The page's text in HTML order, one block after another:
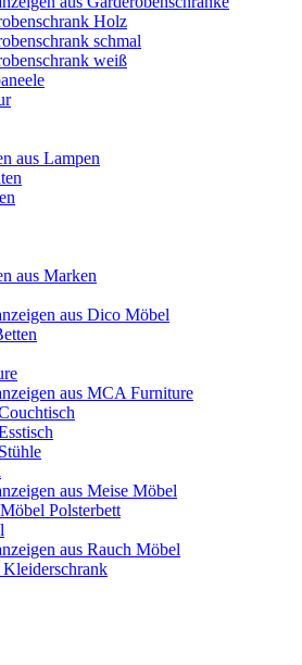
Holz
schmal
weiß
aus Lampen
aus Marken
aus Dico Möbel
aus MCA Furniture
aus Meise Möbel
Polsterbett
aus Rauch Möbel
Kleiderschrank